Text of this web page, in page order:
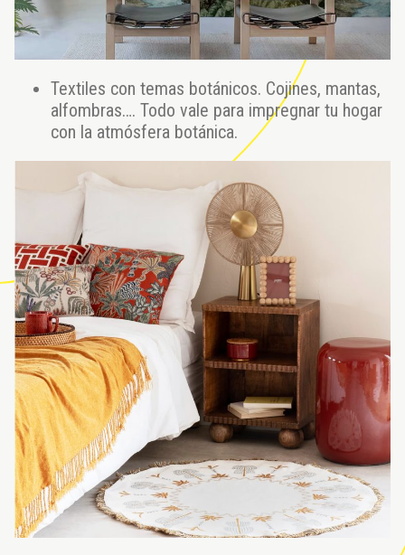
Textiles con temas botánicos. Cojines, mantas,
alfombras…. Todo vale para impregnar tu hogar
con la atmósfera botánica.